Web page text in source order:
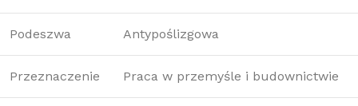
Podeszwa Antypoślizgowa
Przeznaczenie Praca w przemyśle i budownictwie